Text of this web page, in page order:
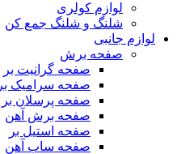
لوازم کولری
شلنگ و شلنگ جمع کن
لوازم جانبی
صفحه برش
صفحه گرانیت بر
صفحه سرامیک بر
صفحه پرسلان بر
صفحه برش آهن
صفحه استیل بر
صفحه ساب آهن